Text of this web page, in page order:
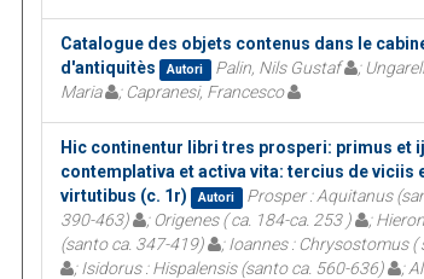
Catalogue des objets contenus dans le
d'antiquitès
Autori Palin, Nils Gustaf
;
Maria
; Capranesi, Francesco
Hic continentur libri tres prosperi: primus et
contemplativa et activa vita: tercius de viciis
virtutibus (c. 1r)
Autori
Prosper : Aquitanus
390-463)
; Origenes ( ca. 184-ca. 253 )
;
(santo ca. 347-419)
; Ioannes : Chrysostomus (
; Isidorus : Hispalensis (santo ca. 560-636)
;